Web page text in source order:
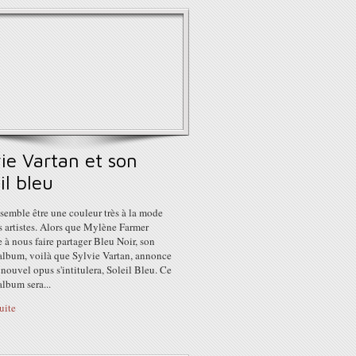
Vartan et son
bleu
être une couleur très à la mode
artistes. Alors que Mylène Farmer
à nous faire partager Bleu Noir, son
voilà que Sylvie Vartan, annonce
opus s'intitulera, Soleil Bleu. Ce
sera...